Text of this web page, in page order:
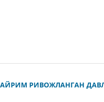
РИВОЖЛАНГАН